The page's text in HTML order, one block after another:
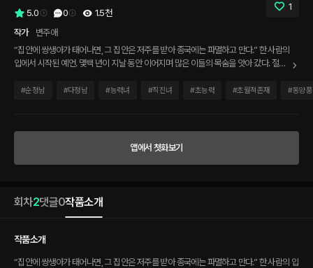
5.0
0 1.5천
1
작가
변주애
“집안에 쌍생아가 태어나면, 그 집안은 저주를 받아 종국에는 파멸하고 만다.” 한 사람의
입에서 시작된 예언. 몇백 년이 지날 동안 이어지며 많은 이들의 목숨을 앗아 갔다. 절대
람과 선택받은 사람의 운명이 갈린다 그리고 그런 이를 구해 준 한 명의 귀인. “곤란하네
#순정남 #다정남 #능력녀 #직진녀 #초능력 #초월적존재 #동양풍
앱에서 첫화보기
회차2댓글0작품소개
작품소개
“집안에 쌍생아가 태어나면, 그 집안은 저주를 받아 종국에는 파멸하고 만다.” 한 사람의 입